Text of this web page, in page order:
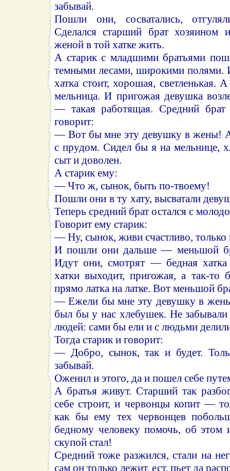
забывай.
Пошли они, сосватались,
Сделался старший брат хозяином
женой в той хатке жить.
А старик с младшими братьями
темными лесами, широкими полями.
хатка стоит, хорошая, светленькая.
мельница. И пригожая девушка
— такая работящая. Средний
говорит:
— Вот бы мне эту девушку в жены!
с прудом. Сидел бы я на мельнице,
сыт и доволен.
А старик ему:
— Что ж, сынок, быть по-твоему!
Пошли они в ту хату, высватали
Теперь средний брат остался с
Говорит ему старик:
— Ну, сынок, живи счастливо, только
И пошли они дальше — меньшой
Идут они, смотрят — бедная хатка
хатки выходит, пригожая, а так-
прямо латка на латке. Вот меньшой
— Ежели бы мне эту девушку в
был бы у нас хлебушек. Не
людей: сами бы ели и с людьми
Тогда старик и говорит:
— Добро, сынок, так и будет.
забывай.
Оженил и этого, да и пошел себе
А братья живут. Старший так
себе строит, и червонцы копит —
как бы ему тех червонцев
бедному человеку помочь, об
скупой стал!
Средний тоже разжился, стали на
сам он только лежит, ест, пьет да